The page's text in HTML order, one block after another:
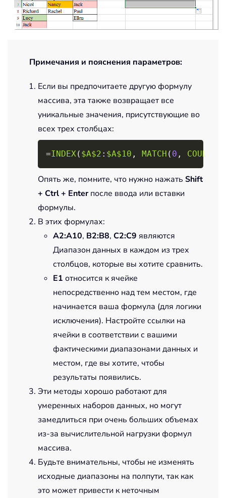
Примечания и пояснения параметров:
Если вы предпочитаете другую формулу
массива, эта также возвращает все
уникальные значения, присутствующие во
всех трех столбцах:
=INDEX( $A$2 : $A$10 , MATCH ( 0 , COUNTIF
Copy
Опять же, помните, что нужно нажать Shift
+ Ctrl + Enterпосле ввода или вставки
формулы.
В этих формулах:
A2:A10, B2:B8, C2:C9 являются
Диапазон данных в каждом из трех
столбцов, которые вы хотите сравнить.
E1 относится к ячейке
непосредственно над тем местом, где
начинается ваша формула (для логики
исключения). Настройте ссылки на
ячейки в соответствии с вашими
фактическими диапазонами данных и
местом, где вы хотите, чтобы
результаты появились.
Эти методы хорошо работают для
умеренных наборов данных, но могут
замедлиться при очень больших объемах
из-за вычислительной нагрузки формул
массива.
Будьте внимательны, чтобы не изменять
исходные диапазоны на полпути, так как
это может привести к неточным